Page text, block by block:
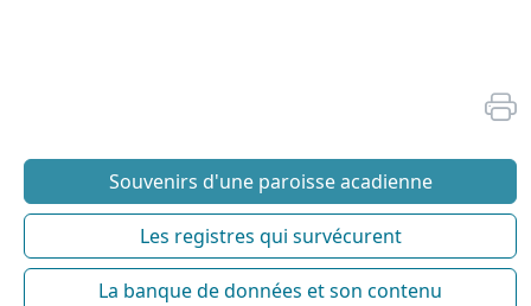
Souvenirs d'une paroisse acadienne
Les registres qui survécurent
La banque de données et son contenu